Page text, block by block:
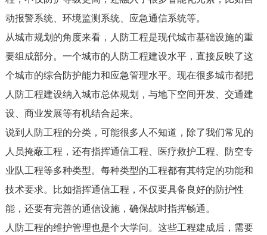
动报警系统、环境监测系统、应急通信系统等。
从城市规划的角度来看，人防工程是现代城市基础设施的重
要组成部分。一个城市的人防工程建设水平，直接反映了这
个城市的综合防护能力和应急管理水平。现在很多城市都把
人防工程建设纳入城市总体规划，与地下空间开发、交通建
设、商业发展等有机结合起来。
说到人防工程的分类，可能很多人不知道，除了我们常见的
人员掩蔽工程，还有指挥通信工程、医疗救护工程、防空专
业队工程等多种类型。每种类型的工程都有其特定的功能和
技术要求。比如指挥通信工程，不仅要具备良好的防护性
能，还要有完善的通信设施，确保战时指挥畅通。
人防工程的维护管理也是个大学问。这些工程建成后，需要